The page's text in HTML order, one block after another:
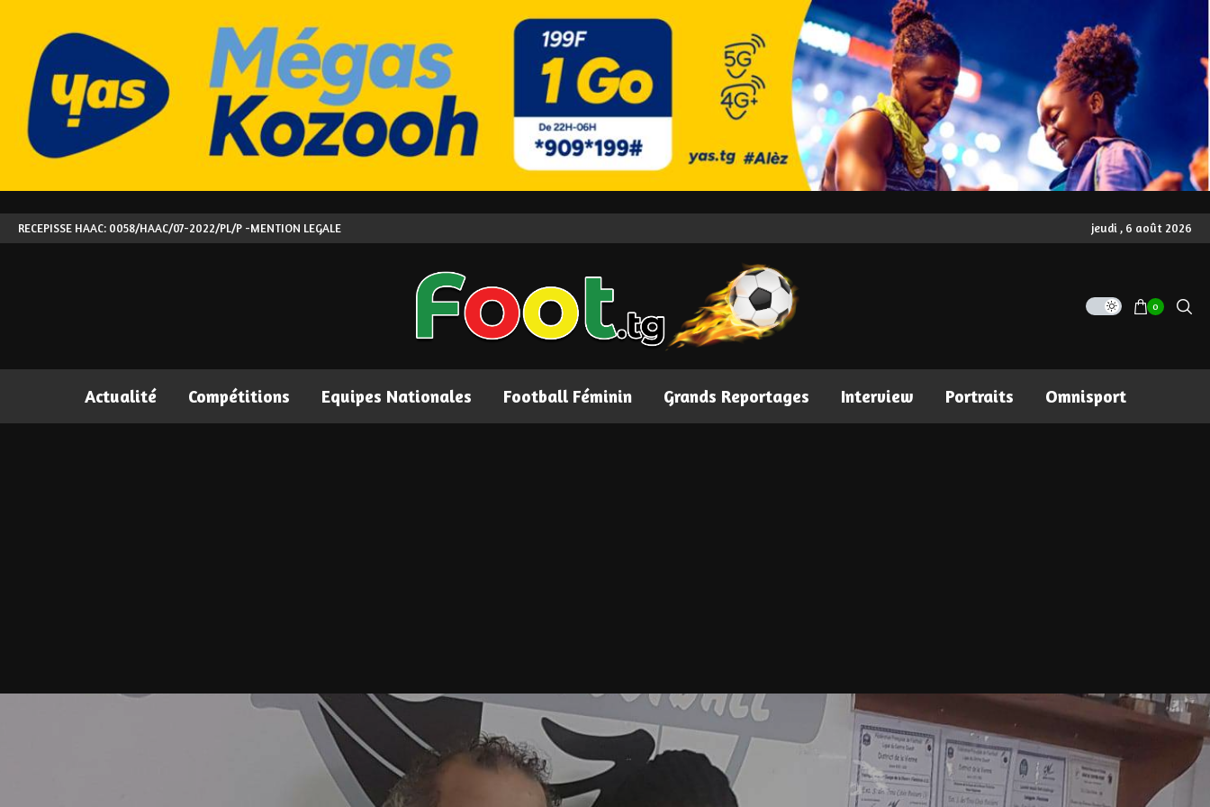
RECEPISSE HAAC: 0058/HAAC/07-2022/PL/P -MENTION LEGALE jeudi , 6 août 2026
0
Actualité Compétitions Equipes Nationales Football Féminin Grands Reportages Interview Portraits Omnisport